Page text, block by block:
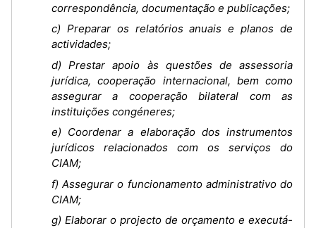
correspondência, documentação e publicações;
c) Preparar os relatórios anuais e planos de
actividades;
d) Prestar apoio às questões de assessoria
jurídica, cooperação internacional, bem como
assegurar a cooperação bilateral com as
instituições congéneres;
e) Coordenar a elaboração dos instrumentos
jurídicos relacionados com os serviços do
CIAM;
f) Assegurar o funcionamento administrativo do
CIAM;
g) Elaborar o projecto de orçamento e executá-